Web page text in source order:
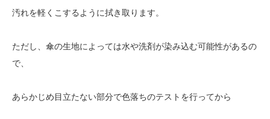
汚れを軽くこするように拭き取ります。
ただし、傘の生地によっては水や洗剤が染み込む可能性があるの
で、
あらかじめ目立たない部分で色落ちのテストを行ってから